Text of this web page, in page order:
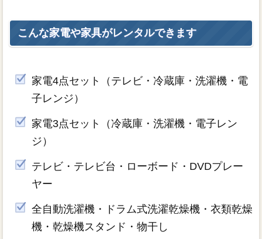
こんな家電や家具がレンタルできます
家電4点セット（テレビ・冷蔵庫・洗濯機・電
子レンジ）
家電3点セット（冷蔵庫・洗濯機・電子レン
ジ）
テレビ・テレビ台・ローボード・DVDプレー
ヤー
全自動洗濯機・ドラム式洗濯乾燥機・衣類乾燥
機・乾燥機スタンド・物干し